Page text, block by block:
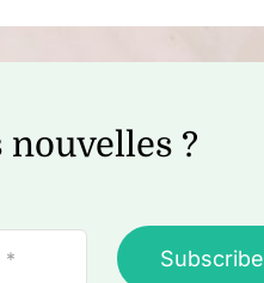
nouvelles ?
Subscribe